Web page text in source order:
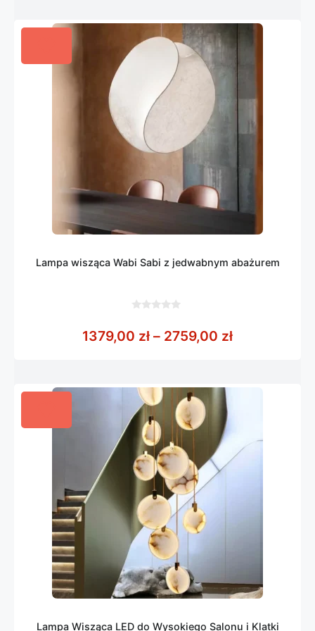
Lampa wisząca Wabi Sabi z jedwabnym abażurem
5
1379,00 zł – 2759,00 złZakres cen:
Lampa Wisząca LED do Wysokiego Salonu i Klatki